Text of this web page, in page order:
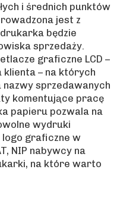
i średnich punktów
jest z
będzie
sprzedaży.
graficzne LCD –
– na których
sprzedawanych
komentujące pracę
papieru pozwala na
wydruki
graficzne w
NIP nabywcy na
na które warto